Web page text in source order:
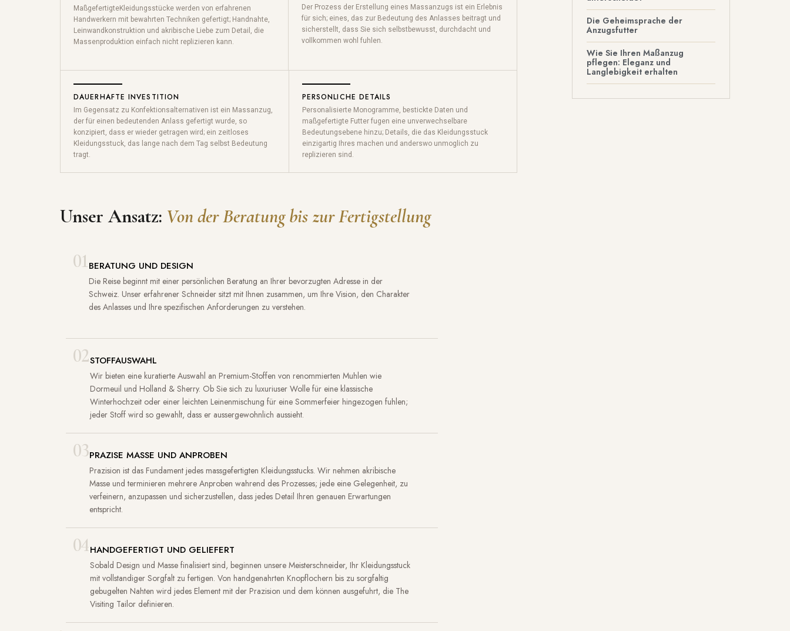
MaßgefertigteKleidungsstücke werden von erfahrenen
Handwerkern mit bewahrten Techniken gefertigt; Handnahte,
Leinwandkonstruktion und akribische Liebe zum Detail, die
Massenproduktion einfach nicht replizieren kann.
Der Prozess der Erstellung eines Massanzugs ist ein Erlebnis
fürsich; eines, das zur Bedeutung des Anlasses beitragt und
sicherstellt, dass Sie sich selbstbewusst, durchdacht und
vollkommen wohl fuhlen.
DAUERHAFTE INVESTITION
Im Gegensatz zu Konfektionsalternativen ist ein Massanzug,
der für einen bedeutenden Anlass gefertigt wurde, so
konzipiert, dass er wieder getragen wird; ein zeitloses
Kleidungsstuck, das lange nach dem Tag selbst Bedeutung
tragt.
PERSONLICHE DETAILS
Personalisierte Monogramme, bestickte Daten und
maßgefertigteFutter fugen eine unverwechselbare
Bedeutungsebene hinzu; Details, die das Kleidungsstuck
einzigartig Ihres machen und anderswo unmoglich zu
replizieren sind.
Unser Ansatz: Von der Beratung bis zur Fertigstellung
01BERATUNG UND DESIGN
Die Reise beginnt mit einer persönlichen Beratung an Ihrer bevorzugten Adresse in der
Schweiz. Unser erfahrener Schneider sitzt mit Ihnen zusammen, um Ihre Vision, den Charakter
des Anlasses und Ihre spezifischen Anforderungen zu verstehen.
02STOFFAUSWAHL
Wir bieten eine kuratierte Auswahl an Premium-Stoffen von renommierten Muhlen wie
Dormeuil und Holland & Sherry. Ob Sie sich zu luxuriuser Wolle für eine klassische
Winterhochzeit oder einer leichten Leinenmischung für eine Sommerfeier hingezogen fuhlen;
jeder Stoff wird so gewahlt, dass er aussergewohnlich aussieht.
03PRAZISE MASSE UND ANPROBEN
Prazision ist das Fundament jedes massgefertigten Kleidungsstucks. Wir nehmen akribische
Masse und terminieren mehrere Anproben wahrend des Prozesses; jede eine Gelegenheit, zu
verfeinern, anzupassen und sicherzustellen, dass jedes Detail Ihren genauen Erwartungen
entspricht.
04HANDGEFERTIGT UND GELIEFERT
Sobald Design und Masse finalisiert sind, beginnen unsere Meisterschneider, Ihr Kleidungsstuck
mit vollstandiger Sorgfalt zu fertigen. Von handgenahrten Knopflochern bis zu sorgfaltig
gebugelten Nahten wird jedes Element mit der Prazision und dem können ausgefuhrt, die The
Visiting Tailor definieren.
Die Geheimsprache der
Anzugsfutter
Wie Sie Ihren Maßanzug
pflegen: Eleganz und
Langlebigkeit erhalten